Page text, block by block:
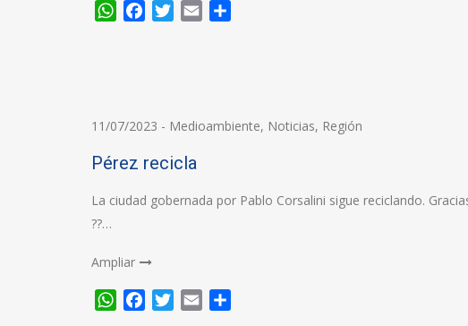
WhatsApp
FacebookTwitter
Email
11/07/2023 - Medioambiente, Noticias, Región
Pérez recicla
La ciudad gobernada por Pablo Corsalini sigue reciclando.
??…
Ampliar
WhatsApp
FacebookTwitter
Email